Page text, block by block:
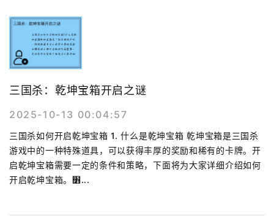
三国杀：乾坤宝箱开启之谜
2025-10-13 00:04:57
三国杀如何开启乾坤宝箱 1. 什么是乾坤宝箱 乾坤宝箱是三国杀
游戏中的一种特殊道具，可以获得丰厚的奖励和稀有的卡牌。开
启乾坤宝箱需要一定的条件和策略，下面将为大家详细介绍如何
开启乾坤宝箱。׻...